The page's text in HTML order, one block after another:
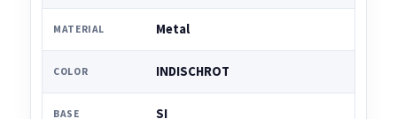
MATERIAL Metal
COLOR INDISCHROT
BASE SI